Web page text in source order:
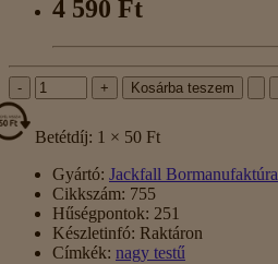
4 590 Ft
- + Kosárba teszem
Betétdíj: 1 × 50 Ft
Gyártó: Jackfall Bormanufaktúra
Cikkszám: 755
Hűségpontok: 251
Készletinfó: Raktáron
Címkék: nagy testű